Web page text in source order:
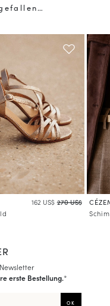
162 US$ 270 US$
erste Bestellung.*